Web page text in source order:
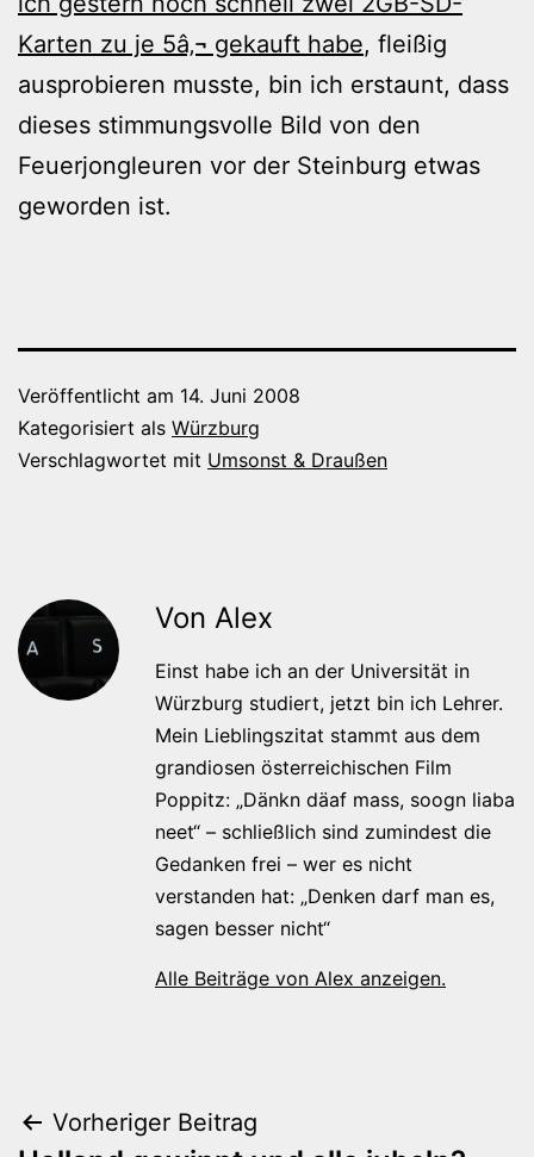
Karten zu je 5â‚¬ gekauft habe, fleißig
ausprobieren musste, bin ich erstaunt, dass
dieses stimmungsvolle Bild von den
Feuerjongleuren vor der Steinburg etwas
geworden ist.
Veröffentlicht am 14. Juni 2008
Kategorisiert als Würzburg
Verschlagwortet mit Umsonst & Draußen
Von Alex
Einst habe ich an der Universität in
Würzburg studiert, jetzt bin ich Lehrer.
Mein Lieblingszitat stammt aus dem
grandiosen österreichischen Film
Poppitz: „Dänkn däaf mass, soogn liaba
neet“ – schließlich sind zumindest die
Gedanken frei – wer es nicht
verstanden hat: „Denken darf man es,
sagen besser nicht“
Alle Beiträge von Alex anzeigen.
Beitragsnavigation
Vorheriger Beitrag